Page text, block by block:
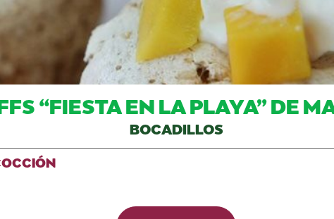
“FIESTA EN LA PLAYA” DE
BOCADILLOS